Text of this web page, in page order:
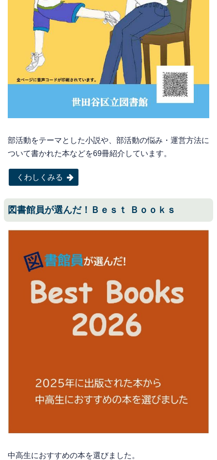
部活動をテーマとした小説や、部活動の悩み・運営方法に
ついて書かれた本などを69冊紹介しています。
くわしくみる
図書館員が選んだ！Ｂｅｓｔ Ｂｏｏｋｓ
中高生におすすめの本を選びました。